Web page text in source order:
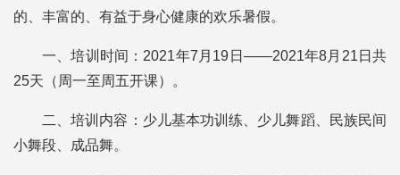
的、丰富的、有益于身心健康的欢乐暑假。
一、培训时间：2021年7月19日——2021年8月21日共
25天（周一至周五开课）。
二、培训内容：少儿基本功训练、少儿舞蹈、民族民间
小舞段、成品舞。